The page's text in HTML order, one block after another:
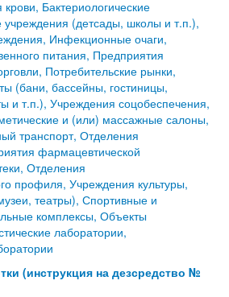
Бактериологические
учреждения (детсады, школы и т.п.),
Инфекционные очаги,
питания, Предприятия
Потребительские рынки,
(бани, бассейны, гостиницы,
и т.п.), Учреждения соцобеспечения,
и (или) массажные салоны,
транспорт, Отделения
фармацевтической
Отделения
профиля, Учреждения культуры,
театры), Спортивные и
комплексы, Объекты
лаборатории,
(инструкция на дезсредство №